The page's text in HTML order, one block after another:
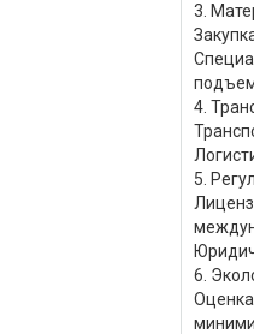
3.
4.
5.
6.